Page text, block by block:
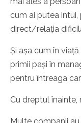
cum ai putea
direct/relația
Și așa cum în
primii pași în
pentru întreaga
Cu dreptul înainte,